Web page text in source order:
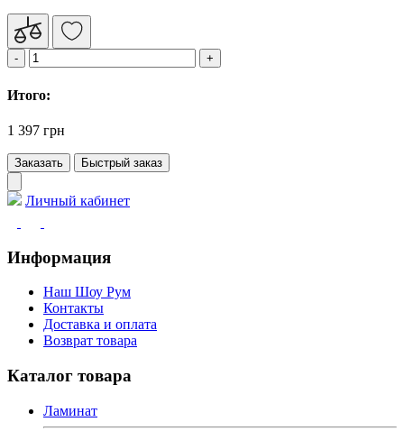
Итого:
1 397 грн
Заказать Быстрый заказ
Личный кабинет
Информация
Наш Шоу Рум
Контакты
Доставка и оплата
Возврат товара
Каталог товара
Ламинат